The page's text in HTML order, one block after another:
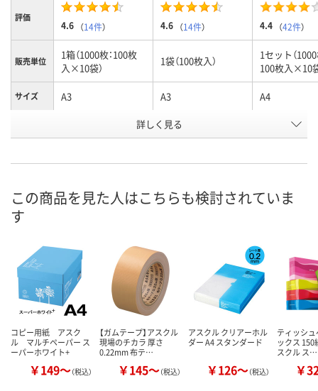
評価
4.6 （14件） 4.6 （14件） 4.4 （42件）
販売単位
1箱（1000枚：100枚
入×10袋）
1袋（100枚入）
1セット（1000
100枚入×10
サイズ A3 A3 A4
2326890 9477528
8月12日（水）
カゴへ カ
詳しく見る
この商品を見た人はこちらも検討されていま
す
コピー用紙 アスク
ル マルチペーパー ス
ーパーホワイト+
￥149～（税込）
【ガムテープ】アスクル
現場のチカラ 厚さ
0.22mm 布テ…
￥145～（税込）
アスクル クリアーホル
ダー A4 スタンダード
￥126～（税込）
ティッシ
ックス 150
スクル ス…
￥